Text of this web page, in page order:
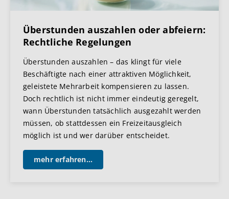
Überstunden auszahlen oder abfeiern:
Rechtliche Regelungen
Überstunden auszahlen – das klingt für viele
Beschäftigte nach einer attraktiven Möglichkeit,
geleistete Mehrarbeit kompensieren zu lassen.
Doch rechtlich ist nicht immer eindeutig geregelt,
wann Überstunden tatsächlich ausgezahlt werden
müssen, ob stattdessen ein Freizeitausgleich
möglich ist und wer darüber entscheidet.
mehr erfahren...